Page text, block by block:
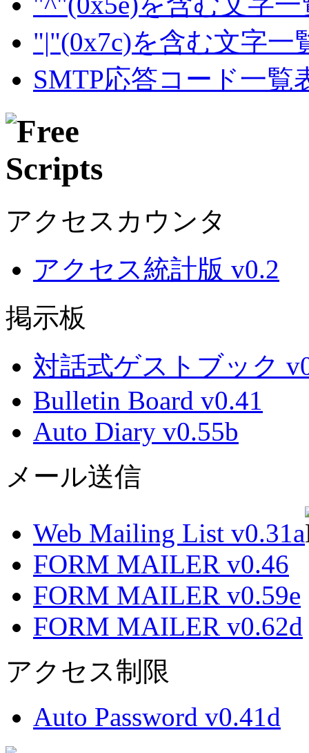
"|"(0x7c)を含む文字一
SMTP応答コード一覧
アクセスカウンタ
アクセス統計版 v0.2
掲示板
対話式ゲストブック
Bulletin Board v0.41
Auto Diary v0.55b
メール送信
Web Mailing List v0.31a
FORM MAILER v0.46
FORM MAILER v0.59e
FORM MAILER v0.62d
アクセス制限
Auto Password v0.41d